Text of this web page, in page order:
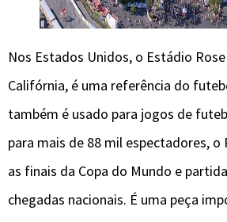
Nos Estados Unidos, o Estádio
Califórnia, é uma referência do
também é usado para jogos de
para mais de 88 mil espectadores, o
as finais da Copa do Mundo e
chegadas nacionais. É uma peça